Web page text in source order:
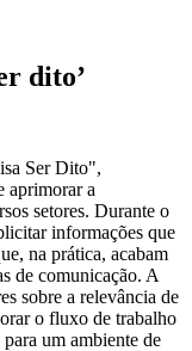
dito’
Ser Dito",
aprimorar a
setores. Durante o
informações que
na prática, acabam
de comunicação. A
sobre a relevância de
o fluxo de trabalho
um ambiente de